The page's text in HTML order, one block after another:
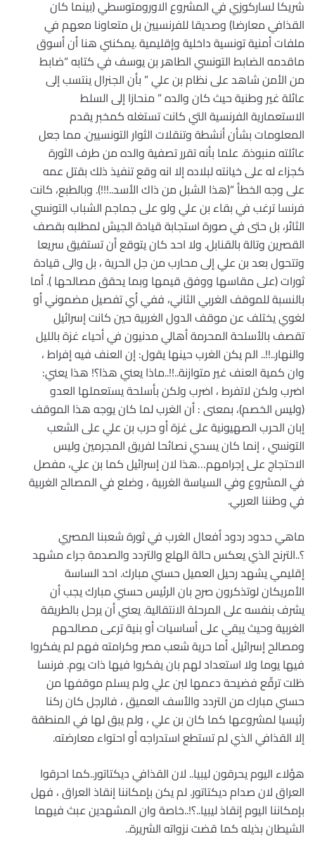
شريكا لساركوزي في المشروع الاورومتوسطي (بينما كان
القذافي معارضا) وصديقا للفرنسيين بل متعاونا معهم في
ملفات أمنية تونسية داخلية وإقليمية .يمكنني هنا أن أسوق
ماقدمه الضابط التونسي الطاهر بن يوسف في كتابه “ضابط
من الأمن شاهد على نظام بن علي ” بأن الجنرال ينتسب إلى
عائلة غير وطنية حيث كان والده ” منحازا إلى السلط
الاستعمارية الفرنسية التي كانت تستغله كمخبر يقدم
المعلومات بشأن أنشطة وتنقلات الثوار التونسيين. مما جعل
عائلته منبوذة. علما بأنه تقرر تصفية والده من طرف الثورة
كجزاء له على خيانته لبلاده إلا انه وقع تنفيذ ذلك بقتل عمه
على وجه الخطأ “(هذا الشبل من ذاك الأسد..!!!). وبالطبع، كانت
فرنسا ترغب في بقاء بن علي ولو على جماجم الشباب التونسي
الثائر، بل حتى في صورة استجابة قيادة الجيش لمطلبه بقصف
القصرين وتالة بالقنابل. ولا احد كان يتوقع أن تستفيق سريعا
وتتحول بعد بن علي إلى محارب من جل الحرية ، بل والى قيادة
ثورات (على مقاسها ووفق قيمها وبما يحقق مصالحها ). أما
بالنسبة للموقف الغربي الثاني، ففي أي تفصيل مضموني أو
لغوي يختلف عن موقف الدول الغربية حين كانت إسرائيل
تقصف بالأسلحة المحرمة أهالي مدنيون في أحياء غزة بالليل
والنهار..!!.. الم يكن الغرب حينها يقول: إن العنف فيه إفراط ،
وان كمية العنف غير متوازنة..!!..ماذا يعني هذا؟! هذا يعني:
اضرب ولكن لاتفرط ، اضرب ولكن بأسلحة يستعملها العدو
(وليس الخصم)، بمعنى : أن الغرب لما كان يوجه هذا الموقف
إبان الحرب الصهيونية على غزة أو حرب بن علي على الشعب
التونسي ، إنما كان يسدي نصائحا لفريق المجرمين وليس
الاحتجاج على إجرامهم…هذا لان إسرائيل كما بن علي، مفصل
في المشروع وفي السياسة الغربية ، وضلع في المصالح الغربية
في وطننا العربي.
ماهي حدود ردود أفعال الغرب في ثورة شعبنا المصري
؟..الترنح الذي يعكس حالة الهلع والتردد والصدمة جراء مشهد
إقليمي يشهد رحيل العميل حسني مبارك. احد الساسة
الأمريكان لوتذكرون صرح بان الرئيس حسني مبارك يجب أن
يشرف بنفسه على المرحلة الانتقالية. يعني أن يرحل بالطريقة
الغربية وحيث يبقي على أساسيات أو بنية ترعى مصالحهم
ومصالح إسرائيل. أما حرية شعب مصر وكرامته فهم لم يفكروا
فيها يوما ولا استعداد لهم بان يفكروا فيها ذات يوم. فرنسا
ظلت ترقّع فضيحة دعمها لبن علي ولم يسلم موقفها من
حسني مبارك من التردد والأسف العميق ، فالرجل كان ركنا
رئيسيا لمشروعها كما كان بن علي ، ولم يبق لها في المنطقة
إلا القذافي الذي لم تستطع استدراجه أو احتواء معارضته.
هؤلاء اليوم يحرقون ليبيا.. لان القذافي ديكتاتور..كما احرقوا
العراق لان صدام ديكتاتور. لم يكن بإمكاننا إنقاذ العراق ، فهل
بإمكاننا اليوم إنقاذ ليبيا..؟!..خاصة وان المشهدين عبث فيهما
الشيطان بذيله كما قضت نزواته الشريرة..